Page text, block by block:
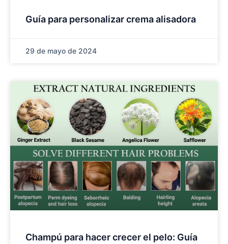
Guía para personalizar crema alisadora
29 de mayo de 2024
Champú para hacer crecer el pelo: Guía